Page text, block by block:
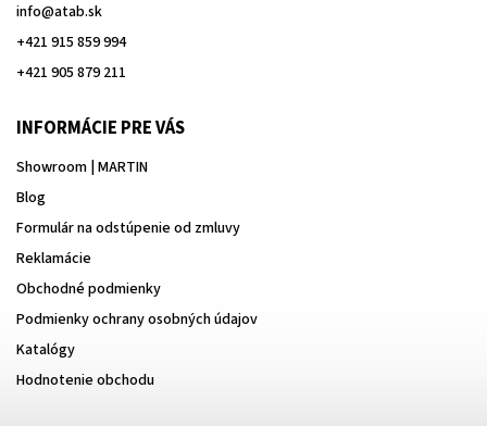
info@atab.sk
+421 915 859 994
+421 905 879 211
INFORMÁCIE PRE VÁS
Showroom | MARTIN
Blog
Formulár na odstúpenie od zmluvy
Reklamácie
Obchodné podmienky
Podmienky ochrany osobných údajov
Katalógy
Hodnotenie obchodu